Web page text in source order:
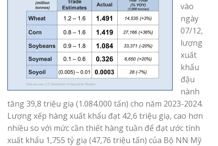
vào
ngày
07/12,
lượng
xuất
khẩu
đậu
nành
tăng 39,8 triệu giạ (1.084.000 tấn) cho năm 2023-2024.
Lượng xếp hàng xuất khẩu đạt 42,6 triệu giạ, cao hơn
nhiều so với mức cần thiết hàng tuần để đạt ước tính
xuất khẩu 1,755 tỷ giạ (47,76 triệu tấn) của Bộ NN Mỹ